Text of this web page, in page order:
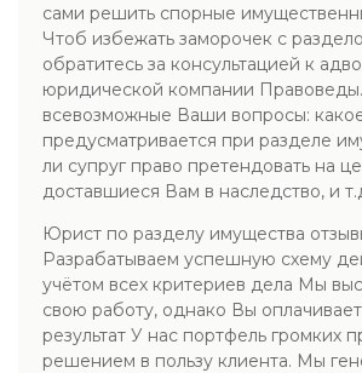
сами решить спорные
Чтоб избежать заморочек с
обратитесь за консультацией к
юридической компании
всевозможные Ваши вопросы:
предусматривается при разделе
ли супруг право претендовать на
доставшиеся Вам в наследство, и
Юрист по разделу имущества
Разрабатываем успешную схему
учётом всех критериев дела Мы
свою работу, однако Вы
результат У нас портфель громких
решением в пользу клиента. Мы